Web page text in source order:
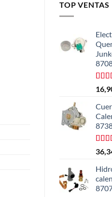
TOP VENTAS
con
de 5
con
de 5